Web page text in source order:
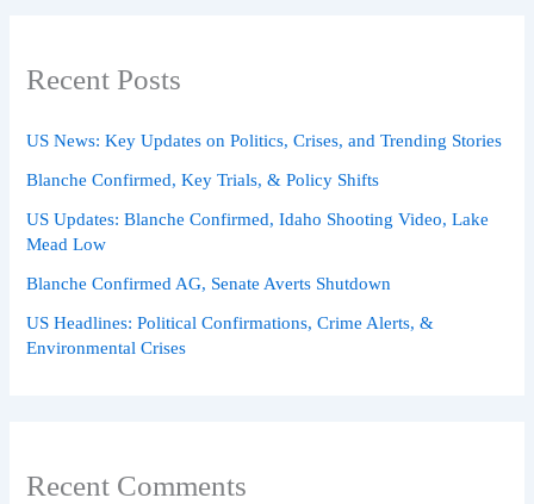
Recent Posts
US News: Key Updates on Politics, Crises, and Trending Stories
Blanche Confirmed, Key Trials, & Policy Shifts
US Updates: Blanche Confirmed, Idaho Shooting Video, Lake
Mead Low
Blanche Confirmed AG, Senate Averts Shutdown
US Headlines: Political Confirmations, Crime Alerts, &
Environmental Crises
Recent Comments